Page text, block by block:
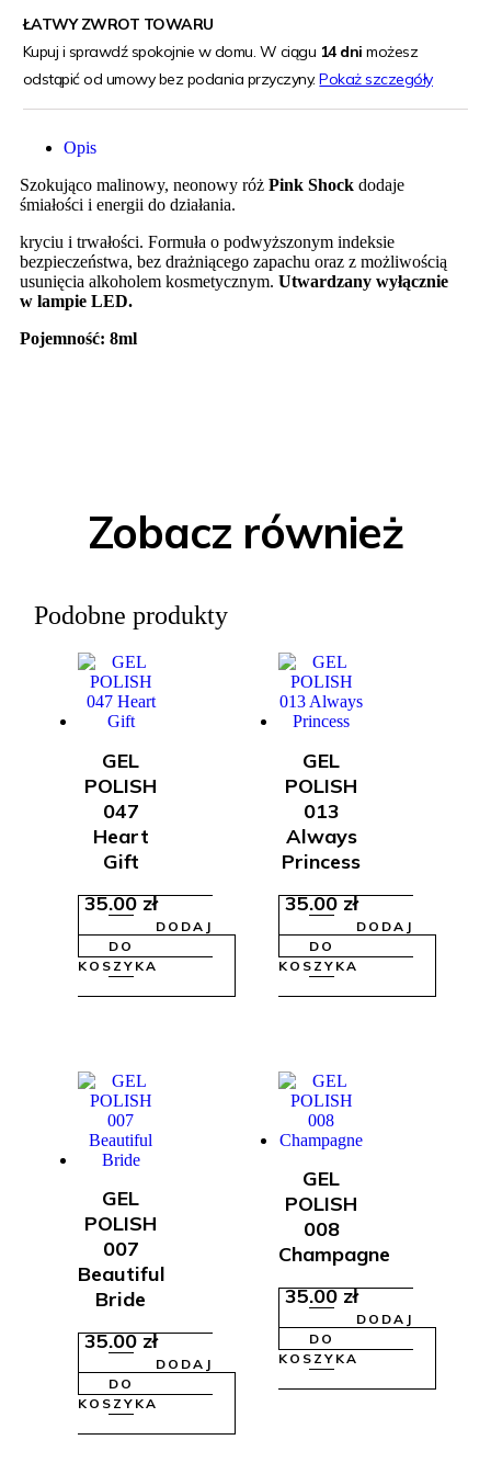
ŁATWY ZWROT TOWARU
Kupuj i sprawdź spokojnie w domu. W ciągu 14 dni możesz
odstąpić od umowy bez podania przyczyny.Pokaż szczegóły
Opis
Szokująco malinowy, neonowy róż Pink Shock dodaje
śmiałości i energii do działania.
kryciu i trwałości. Formuła o podwyższonym indeksie
bezpieczeństwa, bez drażniącego zapachu oraz z możliwością
usunięcia alkoholem kosmetycznym. Utwardzany wyłącznie
w lampie LED.
Pojemność: 8ml
Zobacz również
Podobne produkty
GEL
POLISH
047
Heart
Gift
35.00zł
DODAJ
DO
KOSZYKA
GEL
POLISH
013
Always
Princess
35.00zł
DODAJ
DO
KOSZYKA
GEL
POLISH
007
Beautiful
Bride
35.00zł
DODAJ
DO
KOSZYKA
GEL
POLISH
008
Champagne
35.00zł
DODAJ
DO
KOSZYKA